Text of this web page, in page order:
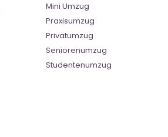
Mini Umzug
Praxisumzug
Privatumzug
Seniorenumzug
Studentenumzug